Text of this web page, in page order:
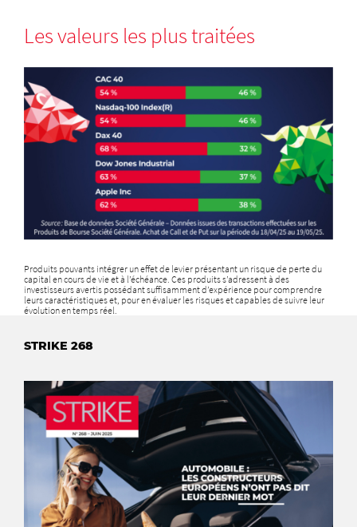
Les valeurs les plus traitées
Produits pouvants intégrer un effet de levier présentant un risque de perte du
capital en cours de vie et à l’échéance. Ces produits s’adressent à des
investisseurs avertis possédant suffisamment d’expérience pour comprendre
leurs caractéristiques et, pour en évaluer les risques et capables de suivre leur
évolution en temps réel.
STRIKE 268